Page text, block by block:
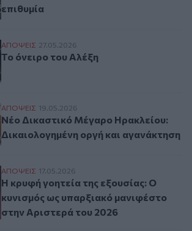
επιθυμία
Το όνειρο του Αλέξη
ΑΠΟΨΕΙΣ 27.05.2026
Το όνειρο του Αλέξη
Νέο Δικαστικό Μέγαρο Ηρακλείου:
ΑΠΟΨΕΙΣ 19.05.2026
Νέο Δικαστικό Μέγαρο Ηρακλείου:
Δικαιολογημένη οργή και αγανάκτηση
Η κρυφή γοητεία της εξουσίας: Ο
ΑΠΟΨΕΙΣ 17.05.2026
Η κρυφή γοητεία της εξουσίας: Ο
κυνισμός ως υπαρξιακό μανιφέστο
στην Αριστερά του 2026